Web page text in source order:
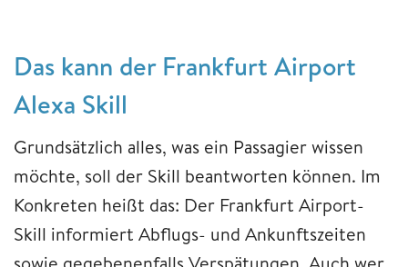
Das kann der Frankfurt Airport
Alexa Skill
Grundsätzlich alles, was ein Passagier wissen
möchte, soll der Skill beantworten können. Im
Konkreten heißt das: Der Frankfurt Airport-
Skill informiert Abflugs- und Ankunftszeiten